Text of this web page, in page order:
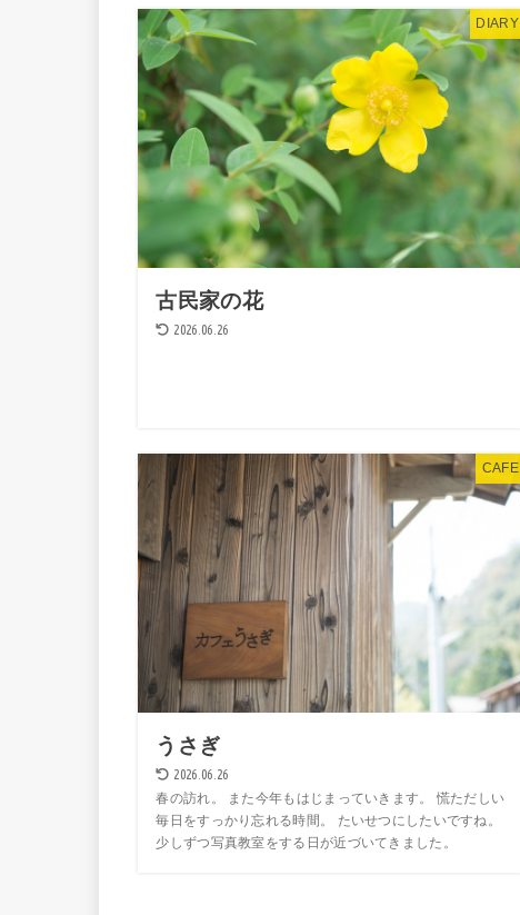
DIARY
古民家の花
2026.06.26
CAFE
うさぎ
2026.06.26
春の訪れ。 また今年もはじまっていきます。 慌ただしい
毎日をすっかり忘れる時間。 たいせつにしたいですね。
少しずつ写真教室をする日が近づいてきました。